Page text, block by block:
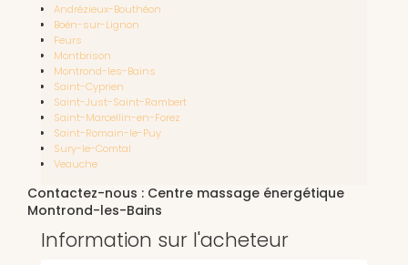
Andrézieux-Bouthéon
Boën-sur-Lignon
Feurs
Montbrison
Montrond-les-Bains
Saint-Cyprien
Saint-Just-Saint-Rambert
Saint-Marcellin-en-Forez
Saint-Romain-le-Puy
Sury-le-Comtal
Veauche
Contactez-nous : Centre massage énergétique
Montrond-les-Bains
Information sur l'acheteur